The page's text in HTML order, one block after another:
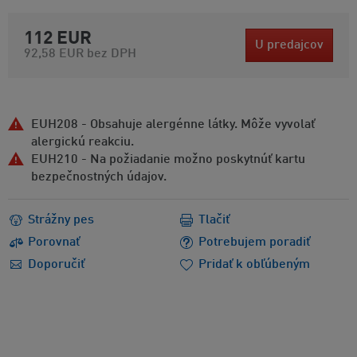
112 EUR
92,58 EUR bez DPH
U predajcov
EUH208 - Obsahuje alergénne látky. Môže vyvolať
alergickú reakciu.
EUH210 - Na požiadanie možno poskytnúť kartu
bezpečnostných údajov.
Strážny pes
Porovnať
Potrebujem poradiť
Doporučiť
Tlačiť
Pridať k obľúbeným